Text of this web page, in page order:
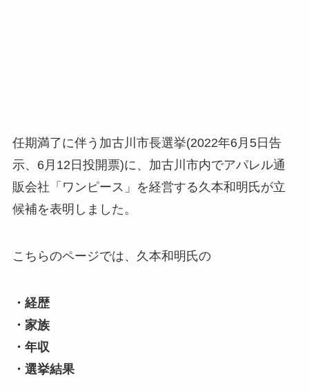
任期満了に伴う加古川市長選挙(2022年6月5日告
示、6月12日投開票)に、加古川市内でアパレル通
販会社「ワンピース」を経営する久本和明氏が立
候補を表明しました。
こちらのページでは、久本和明氏の
・経歴
・家族
・年収
・選挙結果